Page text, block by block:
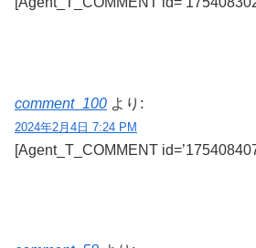
comment_100 より:
2024年2月4日 7:24 PM
[Agent_T_COMMENT